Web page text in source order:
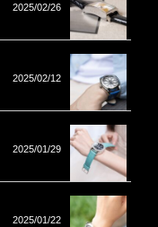
2025/02/26
2025/02/12
2025/01/29
2025/01/22